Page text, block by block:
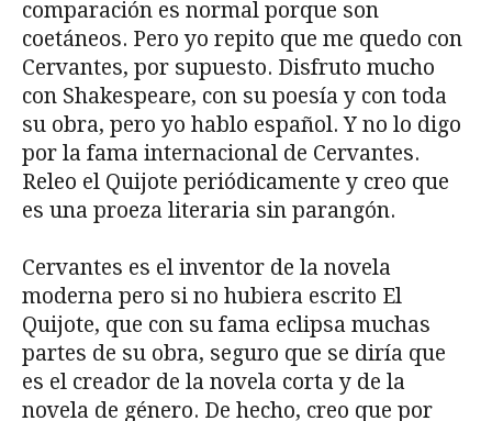
comparación es normal porque son
coetáneos. Pero yo repito que me quedo con
Cervantes, por supuesto. Disfruto mucho
con Shakespeare, con su poesía y con toda
su obra, pero yo hablo español. Y no lo digo
por la fama internacional de Cervantes.
Releo el Quijote periódicamente y creo que
es una proeza literaria sin parangón.
Cervantes es el inventor de la novela
moderna pero si no hubiera escrito El
Quijote, que con su fama eclipsa muchas
partes de su obra, seguro que se diría que
es el creador de la novela corta y de la
novela de género. De hecho, creo que por